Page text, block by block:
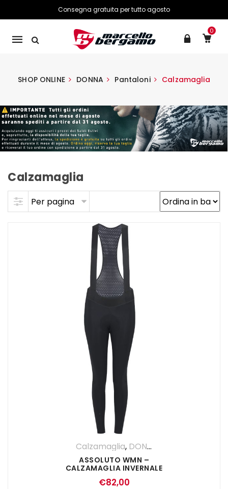
Consegna gratuita per tutto agosto
Mobile
0
SHOP ONLINE DONNA Pantaloni Calzamaglia
Skip to content
Calzamaglia
Per pagina
Calzamaglia, DONNA
ASSOLUTO WMN –
CALZAMAGLIA INVERNALE
DONNA NERO
€82,00